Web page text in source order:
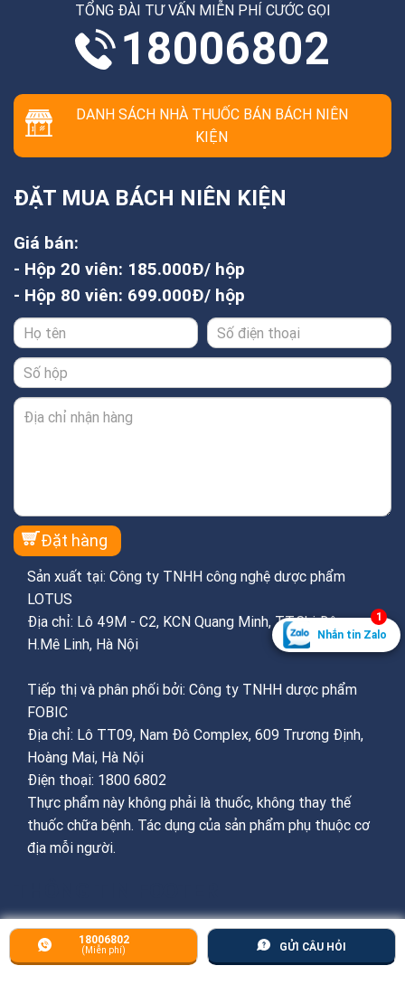
TỔNG ĐÀI TƯ VẤN MIỄN PHÍ CƯỚC GỌI
18006802
DANH SÁCH NHÀ THUỐC BÁN BÁCH NIÊN
KIỆN
ĐẶT MUA BÁCH NIÊN KIỆN
Giá bán:
- Hộp 20 viên: 185.000Đ/ hộp
- Hộp 80 viên: 699.000Đ/ hộp
Sản xuất tại: Công ty TNHH công nghệ dược phẩm
LOTUS
Địa chỉ: Lô 49M - C2, KCN Quang Minh, TT.Chi Đông,
H.Mê Linh, Hà Nội
Tiếp thị và phân phối bởi: Công ty TNHH dược phẩm
FOBIC
Địa chỉ: Lô TT09, Nam Đô Complex, 609 Trương Định,
Hoàng Mai, Hà Nội
Điện thoại: 1800 6802
Thực phẩm này không phải là thuốc, không thay thế
thuốc chữa bệnh. Tác dụng của sản phẩm phụ thuộc cơ
địa mỗi người.
18006802
(Miễn phí) GỬI CÂU HỎI
Chính sách & Quy định chung: hỗ trợ, thanh
Nhắn tin Zalo
1